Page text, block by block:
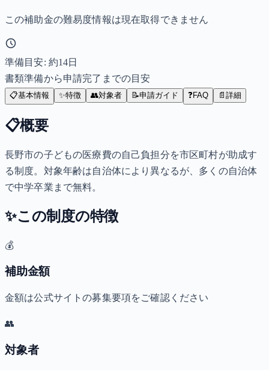
この補助金の難易度情報は現在取得できません
準備目安: 約14日
書類準備から申請完了までの目安
📋基本情報 ✨特徴 👥対象者 📝申請ガイド ❓FAQ 📄 詳細
📋概要
長野市の子どもの医療費の自己負担分を市区町村が助成す
る制度。対象年齢は自治体により異なるが、多くの自治体
で中学卒業まで無料。
✨この制度の特徴
💰
補助金額
金額は公式サイトの募集要項をご確認ください
👥
対象者